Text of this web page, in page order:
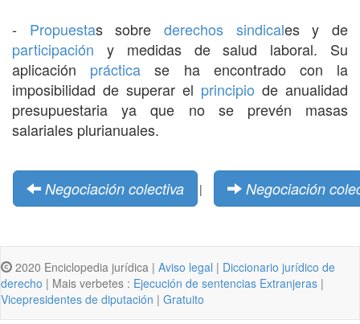
- Propuestas sobrederechos sindicales y de
participación y medidas de salud laboral. Su
aplicación práctica se ha encontrado con la
imposibilidad de superar el principio de anualidad
presupuestaria ya que no se prevén masas
salariales plurianuales.
Negociación colectiva | Negociación
2020 Enciclopedia jurídica | Aviso legal | Diccionario jurídico de
derecho | Mais verbetes : Ejecución de sentencias Extranjeras |
Vicepresidentes de diputación | Gratuito